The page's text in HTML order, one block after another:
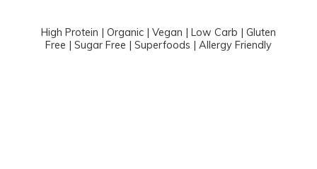
High Protein | Organic | Vegan | Low Carb | Gluten
Free | Sugar Free | Superfoods | Allergy Friendly